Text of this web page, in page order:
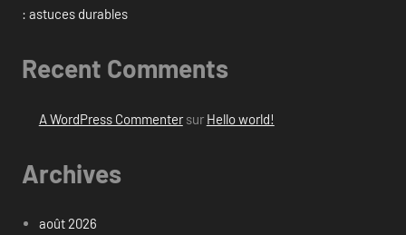
: astuces durables
Recent Comments
A WordPress Commentersur Hello world!
Archives
août 2026